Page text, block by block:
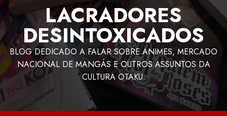
LACRADORES
DESINTOXICADOS
BLOG DEDICADO A FALAR SOBRE ANIMES, MERCADO
NACIONAL DE MANGÁS E OUTROS ASSUNTOS DA
CULTURA OTAKU.